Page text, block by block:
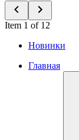
Item 1 of 12
Новинки
Главная